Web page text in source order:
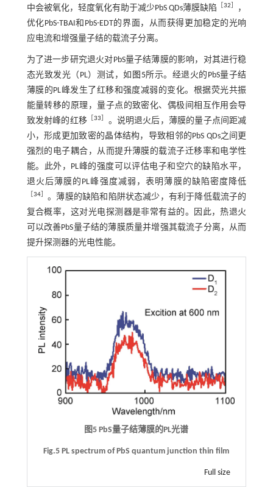
中会被氧化，轻度氧化有助于减少PbS QDs薄膜缺陷
［32
，
优化PbS-TBAI和PbS-EDT的界面，从而获得更加稳定的光响
应电流和增强量子结的载流子分离。
为了进一步研究退火对PbS量子结薄膜的影响，对其进行稳
态光致发光（PL）测试，如 图5所示。经退火的PbS量子结
薄膜的PL峰发生了红移和强度减弱的变化。根据荧光共振
能量转移的原理，量子点的致密化、偶极间相互作用会导
致发射峰的红移 ［33
。说明退火后，薄膜的量子点间距减
小，形成更加致密的晶体结构，导致相邻的PbS QDs之间更
强烈的电子耦合，从而提升薄膜的载流子迁移率和电学性
能。此外，PL峰的强度可以评估电子和空穴的缺陷水平，
退火后薄膜的PL峰强度减弱，表明薄膜的缺陷密度降低
34］ 。薄膜的缺陷和陷阱状态减少，有利于降低载流子的
复合概率，这对光电探测器是非常有益的。因此，热退火
可以改善PbS量子结的薄膜质量并增强其载流子分离，从而
提升探测器的光电性能。
图5 PbS量子结薄膜的PL光谱
Fig.5 PL spectrum of PbS quantum junction thin film
Full size